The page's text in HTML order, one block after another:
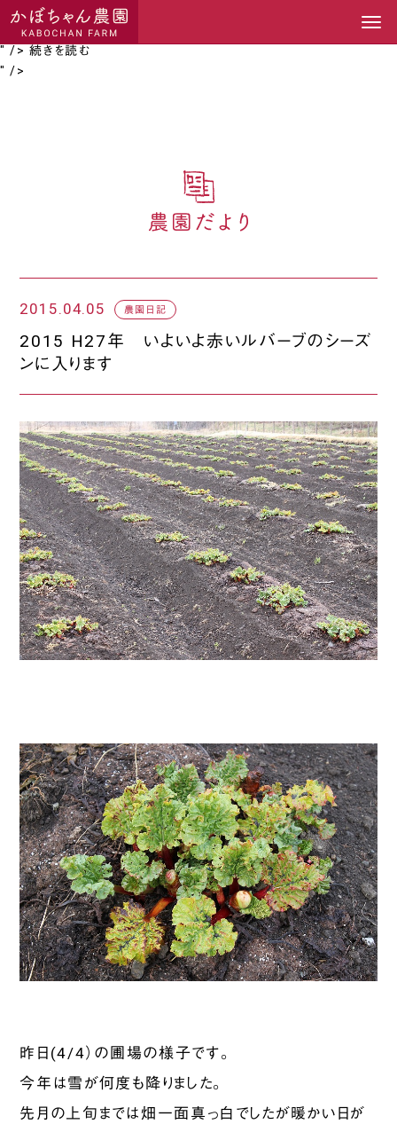
続きを読む
続きを読む
" />続きを読む
" />
2015.04.05 農園日記
2015 H27年 いよいよ赤いルバーブのシーズ
ンに入ります
昨日(4/4）の圃場の様子です。
今年は雪が何度も降りました。
先月の上旬までは畑一面真っ白でしたが暖かい日が